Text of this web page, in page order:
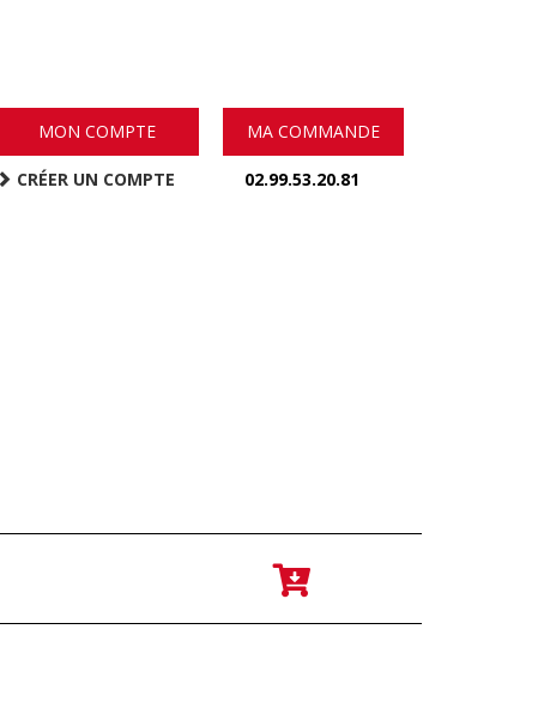
MON COMPTE
CRÉER UN COMPTE
MA COMMANDE
02.99.53.20.81